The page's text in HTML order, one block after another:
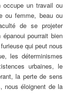
occupe un travail ou
ou femme, beau ou
de se projeter
pourrait bien
qui peut nous
les déterminismes
urbaines, le
la perte de sens
nous éloignent de la